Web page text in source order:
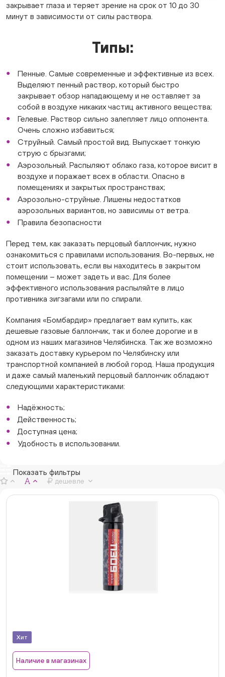
закрывает глаза и теряет зрение на срок от 10 до 30
минут в зависимости от силы раствора.
Типы:
Пенные. Самые современные и эффективные из всех.
Выделяют пенный раствор, который быстро
закрывает обзор нападающему и не оставляет за
собой в воздухе никаких частиц активного вещества;
Гелевые. Раствор сильно залепляет лицо оппонента.
Очень сложно избавиться;
Струйный. Самый простой вид. Выпускает тонкую
струю с брызгами;
Аэрозольный. Распыляют облако газа, которое висит в
воздухе и поражает всех в области. Опасно в
помещениях и закрытых пространствах;
Аэрозольно-струйные. Лишены недостатков
аэрозольных вариантов, но зависимы от ветра.
Правила безопасности
Перед тем, как заказать перцовый баллончик, нужно
ознакомиться с правилами использования. Во-первых, не
стоит использовать, если вы находитесь в закрытом
помещении – может задеть и вас. Для более
эффективного использования распыляйте в лицо
противника зигзагами или по спирали.
Компания «Бомбардир» предлагает вам купить, как
дешевые газовые баллончик, так и более дорогие и в
одном из наших магазинов Челябинска. Так же возможно
заказать доставку курьером по Челябинску или
транспортной компанией в любой город. Наша продукция
и даже самый маленький перцовый баллончик обладают
следующими характеристиками:
Надёжность;
Действенность;
Доступная цена;
Удобность в использовании.
Показать фильтры
дешевле
Хит
Наличие в магазинах